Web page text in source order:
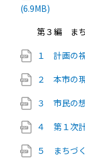
(6.9MB)
第３編 まち
１ 計画の
２ 本市の
３ 市民の
４ 第１次
５ まちづ